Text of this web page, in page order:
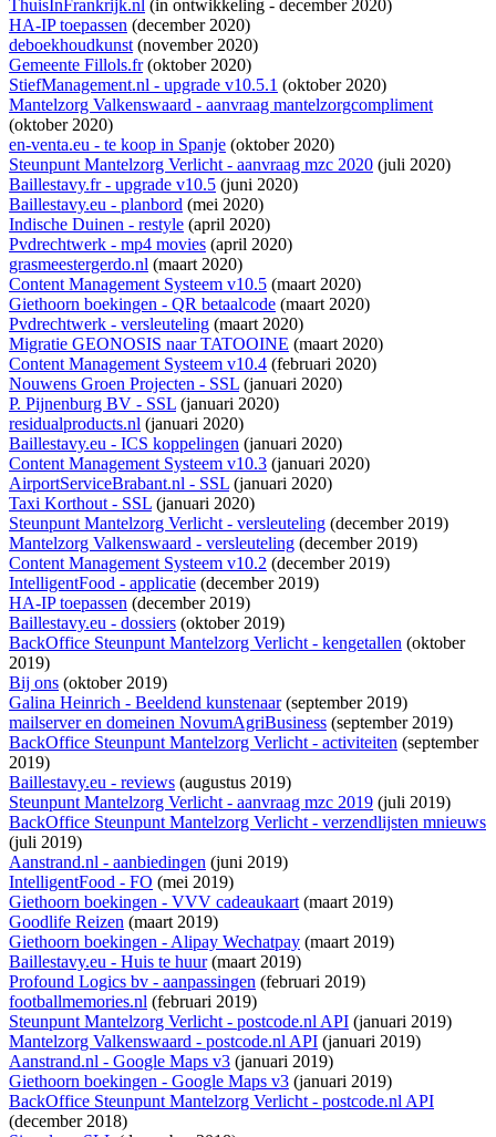
ThuisInFrankrijk.nl (in ontwikkeling - december 2020)
HA-IP toepassen (december 2020)
deboekhoudkunst(november 2020)
Gemeente Fillols.fr(oktober 2020)
StiefManagement.nl - upgrade v10.5.1 (oktober 2020)
Mantelzorg Valkenswaard - aanvraag mantelzorgcompliment
(oktober 2020)
en-venta.eu - te koop in Spanje (oktober 2020)
Steunpunt Mantelzorg Verlicht - aanvraag mzc 2020 (juli 2020)
Baillestavy.fr - upgrade v10.5 (juni 2020)
Baillestavy.eu - planbord (mei 2020)
Indische Duinen - restyle (april 2020)
Pvdrechtwerk - mp4 movies (april 2020)
grasmeestergerdo.nl (maart 2020)
Content Management Systeem v10.5 (maart 2020)
Giethoorn boekingen - QR betaalcode (maart 2020)
Pvdrechtwerk - versleuteling (maart 2020)
Migratie GEONOSIS naar TATOOINE (maart 2020)
Content Management Systeem v10.4 (februari 2020)
Nouwens Groen Projecten - SSL (januari 2020)
P. Pijnenburg BV - SSL (januari 2020)
residualproducts.nl (januari 2020)
Baillestavy.eu - ICS koppelingen (januari 2020)
Content Management Systeem v10.3 (januari 2020)
AirportServiceBrabant.nl - SSL (januari 2020)
Taxi Korthout - SSL (januari 2020)
Steunpunt Mantelzorg Verlicht - versleuteling (december 2019)
Mantelzorg Valkenswaard - versleuteling (december 2019)
Content Management Systeem v10.2 (december 2019)
IntelligentFood - applicatie (december 2019)
HA-IP toepassen (december 2019)
Baillestavy.eu - dossiers (oktober 2019)
BackOffice Steunpunt Mantelzorg Verlicht - kengetallen (oktober
2019)
Bij ons (oktober 2019)
Galina Heinrich - Beeldend kunstenaar(september 2019)
mailserver en domeinen NovumAgriBusiness (september 2019)
BackOffice Steunpunt Mantelzorg Verlicht - activiteiten (september
2019)
Baillestavy.eu - reviews (augustus 2019)
Steunpunt Mantelzorg Verlicht - aanvraag mzc 2019 (juli 2019)
BackOffice Steunpunt Mantelzorg Verlicht - verzendlijsten mnieuws
(juli 2019)
Aanstrand.nl - aanbiedingen (juni 2019)
IntelligentFood - FO (mei 2019)
Giethoorn boekingen - VVV cadeaukaart(maart 2019)
Goodlife Reizen (maart 2019)
Giethoorn boekingen - Alipay Wechatpay (maart 2019)
Baillestavy.eu - Huis te huur(maart 2019)
Profound Logics bv - aanpassingen (februari 2019)
footballmemories.nl (februari 2019)
Steunpunt Mantelzorg Verlicht - postcode.nl API (januari 2019)
Mantelzorg Valkenswaard - postcode.nl API (januari 2019)
Aanstrand.nl - Google Maps v3 (januari 2019)
Giethoorn boekingen - Google Maps v3 (januari 2019)
BackOffice Steunpunt Mantelzorg Verlicht - postcode.nl API
(december 2018)